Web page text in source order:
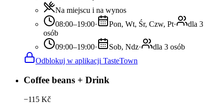
Na miejscu i na wynos
08:00–19:00· Pon, Wt, Śr, Czw, Pt·
dla 3
osób
09:00–19:00· Sob, Ndz·
dla 3 osób
Odblokuj w aplikacji TasteTown
Coffee beans + Drink
−115 Kč